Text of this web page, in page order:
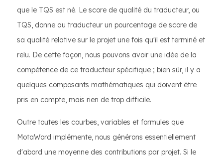
que le TQS est né. Le score de qualité du traducteur, ou
TQS, donne au traducteur un pourcentage de score de
sa qualité relative sur le projet une fois qu'il est terminé et
relu. De cette façon, nous pouvons avoir une idée de la
compétence de ce traducteur spécifique ; bien sûr, il y a
quelques composants mathématiques qui doivent être
pris en compte, mais rien de trop difficile.
Outre toutes les courbes, variables et formules que
MotaWord implémente, nous générons essentiellement
d'abord une moyenne des contributions par projet. Si le